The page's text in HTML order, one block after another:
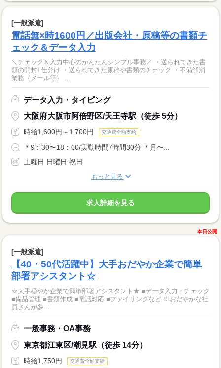
[一般派遣]
電話無×時1600円／出版会社・原稿等の書類チ
ェック＆データ入力
＼チェック＆入力中心のかんたんシンプル事務／ ・送られてきた書
類の開封+仕分け ・送られてきた原稿や書類のチェック ・不備解消
業務（メール等） ...
データ入力・タイピング
大阪府大阪市阿倍野区/天王寺駅（徒歩 5分）
時給1,600円～1,700円 交通費全額支給
＊9：30〜18：00/実動時間7時間30分 ＊月〜...
土曜日 日曜日 祝日
もっと見る
求人詳細を見る
本日公開
[一般派遣]
【40・50代活躍中】大手おだやか企業で簡単
部署アシスタント☆
☆大手穏やか企業で簡単部署アシスタント★ ■データ入力・チェック
■備品管理 ■書類作成 ■電話対応 ■ファイリングなど ※おだやかな社
員さんが多...
一般事務・OA事務
東京都江東区/潮見駅（徒歩 14分）
時給1,750円 交通費全額支給